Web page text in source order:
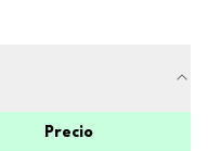
Precio